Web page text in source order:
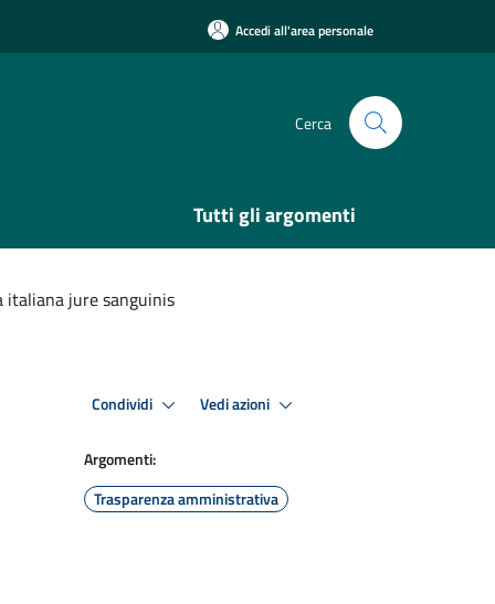
Accedi all'area personale
Cerca
Tutti gli argomenti
jure sanguinis
Condividi Vedi azioni
Argomenti:
Trasparenza amministrativa